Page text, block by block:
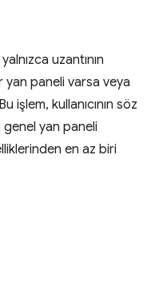
uzantının
paneli varsa veya
işlem, kullanıcının söz
yan paneli
en az biri